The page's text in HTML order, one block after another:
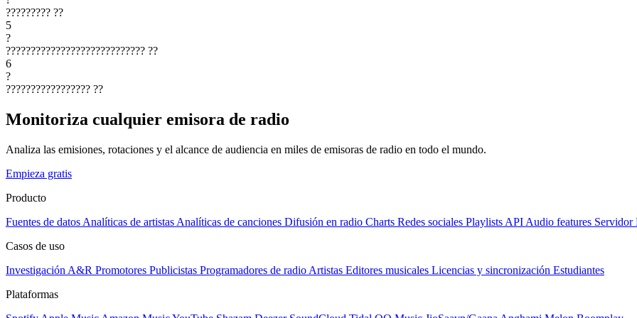
????????? ??
5
?
???????????????????????????? ??
6
?
????????????????? ??
Monitoriza cualquier emisora de radio
Analiza las emisiones, rotaciones y el alcance de audiencia en miles de emisoras de radio en todo el mundo.
Empieza gratis
Producto
Fuentes de datos Analíticas de artistas Analíticas de canciones Difusión en radio Charts Redes sociales Playlists API Audio features Servidor
Casos de uso
Investigación A&R Promotores Publicistas Programadores de radio Artistas Editores musicales Licencias y sincronización Estudiantes
Plataformas